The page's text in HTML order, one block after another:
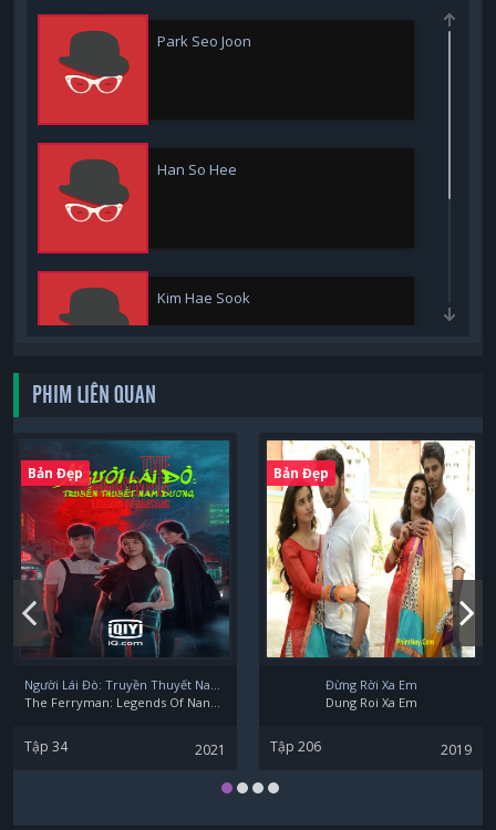
Park Seo Joon
Han So Hee
Kim Hae Sook
PHIM LIÊN QUAN
Bản Đẹp
Người Lái Đò: Truyền Thuyết Nam Dương
The Ferryman: Legends Of Nanyang
Tập 34 2021
Bản Đẹp
Đừng Rời Xa Em
Dung Roi Xa Em
Tập 206 2019